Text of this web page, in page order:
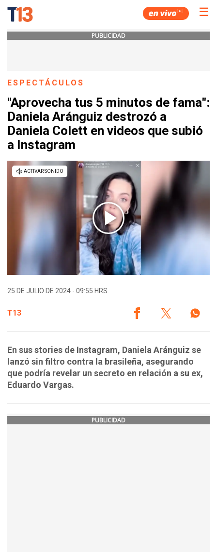
☰
PUBLICIDAD
ESPECTÁCULOS
"Aprovecha tus 5 minutos de fama":
Daniela Aránguiz destrozó a
Daniela Colett en videos que subió
a Instagram
25 DE JULIO DE 2024 - 09:55 HRS.
T13
En sus stories de Instagram, Daniela Aránguiz se
lanzó sin filtro contra la brasileña, asegurando
que podría revelar un secreto en relación a su ex,
Eduardo Vargas.
PUBLICIDAD